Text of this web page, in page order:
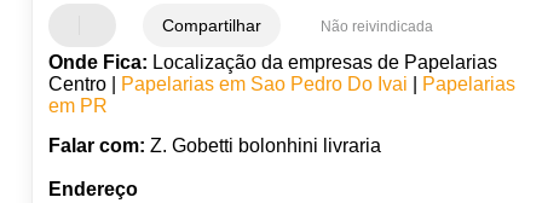
Compartilhar Não reivindicada
Onde Fica: Localização da empresas de Papelarias
Centro |
Papelarias em Sao Pedro Do Ivai
Papelarias
em PR
Falar com: Z. Gobetti bolonhini livraria
Endereço